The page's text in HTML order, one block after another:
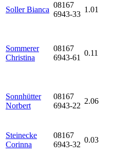
Soller Bianca
08167
6943-33
1.01
Sommerer
Christina
08167
6943-61
0.11
Sonnhütter
Norbert
08167
6943-22
2.06
Steinecke
Corinna
08167
6943-32
0.03